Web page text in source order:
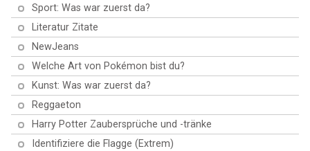
beherrsche dieses zeitlose
ein Experte für römische Zahlen!
Weisheiten. Eine einzigartige
Möglichkeit, Geschichten zu
Bist du bereit für eine
Herausforderung? Los geht's!
Fordere dich selbst heraus und
entdecke die Legenden der
Erforschen? Dann fang jetzt an!
Sport: Was war zuerst da?
Literatur Zitate
NewJeans
Welche Art von Pokémon bist du?
Kunst: Was war zuerst da?
Reggaeton
Harry Potter Zaubersprüche und -tränke
Identifiziere die Flagge (Extrem)